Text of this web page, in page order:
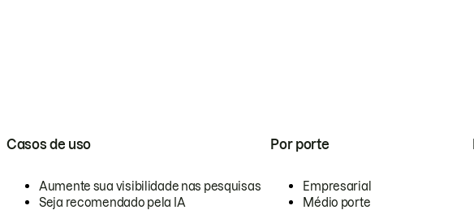
Casos de uso
Aumente sua visibilidade nas pesquisas
Seja recomendado pela IA
Por porte
Empresarial
Médio porte